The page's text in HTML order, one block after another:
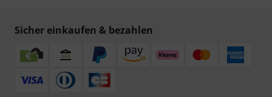
Sicher einkaufen & bezahlen